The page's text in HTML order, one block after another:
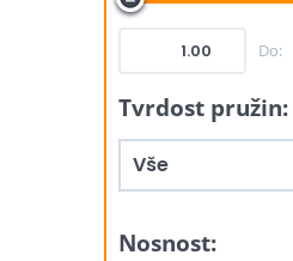
Do:
Tvrdost pružin:
Vše
Nosnost: